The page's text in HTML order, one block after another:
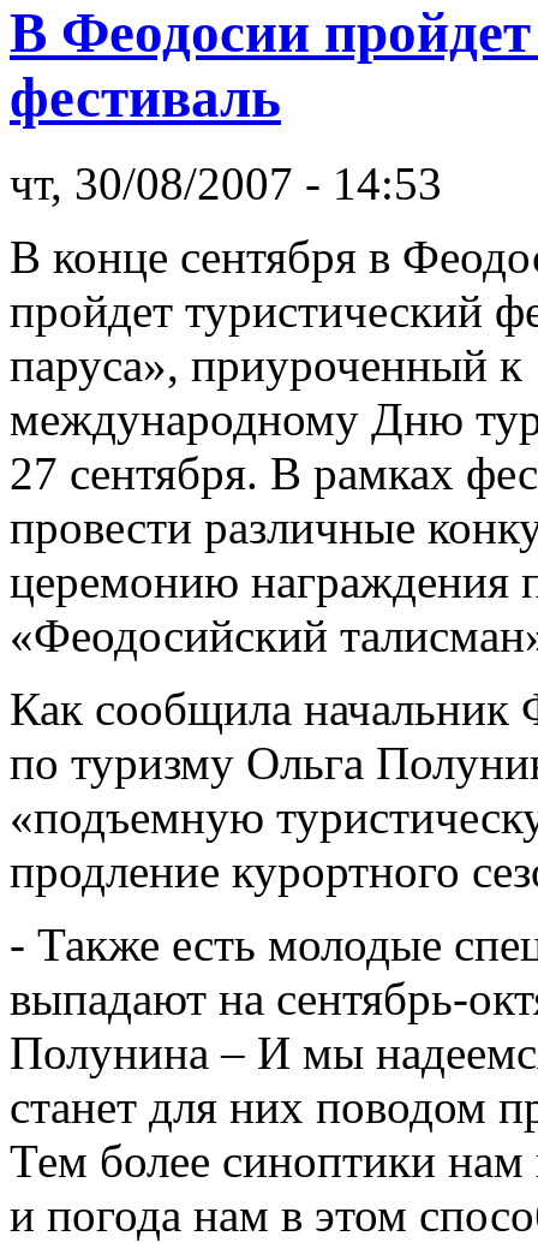
В Феодосии
фестиваль
чт, 30/08/2007 - 14:53
В конце сентября в
пройдет туристический
паруса», приуроченный к
международному Дню
27 сентября. В рамках
провести различные
церемонию награждения
«Феодосийский
Как сообщила начальник
по туризму Ольга
«подъемную
продление курортного
- Также есть молодые
выпадают на сентябрь-
Полунина – И мы
станет для них поводом
Тем более синоптики
и погода нам в этом